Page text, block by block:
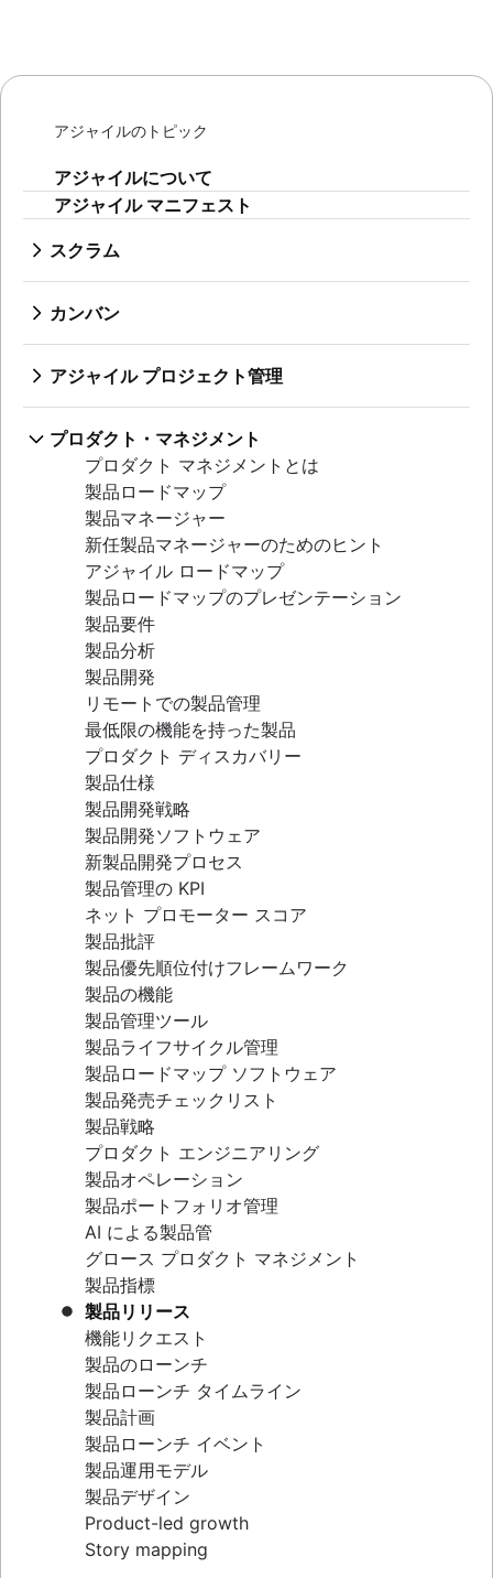
アジャイルのトピック
アジャイルについて
アジャイル マニフェスト
スクラム
スクラムとは？
スプリント
製品バックログ
スプリント レビュー
スタンドアップ
スクラム マスター
アジャイルなふりかえり
分散型スクラム
スクラムの役割
スクラム・オブ・スクラムズ
アジャイル スクラム アーティファクト
スクラム指標
Jira と Confluence でのスクラム
アジャイル vs. スクラム
バックログ・リファインメント
スクラム マスターとプロジェクト マネージャー
カンバン
カンバンとは
カンバン ボード
カンプラン
カンバン カード
アジャイル プロジェクト管理
アジャイル・プロジェクト管理とは
アジャイル手法とウォーターフォール手法の比
較
アジャイルワークフロー
AI ワークフロー自動化
エピック、ストーリー、イニシアチブ
アジャイル エピック
ユーザーストーリー
ストーリーポイントと見積もり
タスク管理ツール
アジャイル指標
ガント チャート
無料のプロジェクト管理ソフトウェア
プログラム マネージャーとプロジェクト マネー
ジャー
プロジェクト ベースライン
継続的改善
リーンの原則：DevOps 効率の向上
スクラムの柱
スクラム ボード
ウォーターフォール手法
スクラムにおけるベロシティ
準備完了の定義
リーンとアジャイルの比較
スクラムバン
リーン方式
スプリント バックログ
バーンアップ チャート
カンバンの原則
カンバンのメトリック
プログラム マネージャーとプロジェクト マネー
ジャー
ガント チャートのサンプル
「完了」の定義
バックログ グルーミング
リーン プロセス改善
バックログ リファインメント会議
スクラムの価値基準
作業スコープ
スクラム ツール
アジャイル プロジェクト管理ツール
ワークフロー自動化ソフトウェア
アジャイル テンプレート
タスク トラッカー
ワークフロー自動化
プロダクト・マネジメント
プロダクト マネジメントとは
製品ロードマップ
製品マネージャー
新任製品マネージャーのためのヒント
アジャイル ロードマップ
製品ロードマップのプレゼンテーション
製品要件
製品分析
製品開発
リモートでの製品管理
最低限の機能を持った製品
プロダクト ディスカバリー
製品仕様
製品開発戦略
製品開発ソフトウェア
新製品開発プロセス
製品管理の KPI
ネット プロモーター スコア
製品批評
製品優先順位付けフレームワーク
製品の機能
製品管理ツール
製品ライフサイクル管理
製品ロードマップ ソフトウェア
製品発売チェックリスト
製品戦略
プロダクト エンジニアリング
製品オペレーション
製品ポートフォリオ管理
AI による製品管
グロース プロダクト マネジメント
製品指標
製品リリース
機能リクエスト
製品のローンチ
製品ローンチ タイムライン
製品計画
製品ローンチ イベント
製品運用モデル
製品デザイン
Product-led growth
Story mapping